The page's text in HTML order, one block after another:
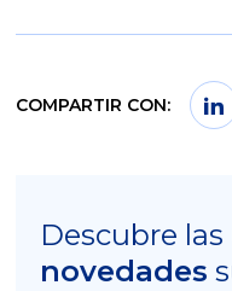
COMPARTIR CON:
Descubre las
novedades